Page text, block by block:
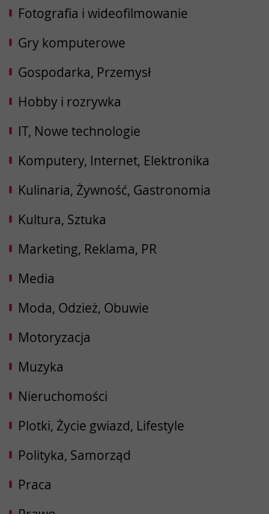
Fotografia i wideofilmowanie
Gry komputerowe
Gospodarka, Przemysł
Hobby i rozrywka
IT, Nowe technologie
Komputery, Internet, Elektronika
Kulinaria, Żywność, Gastronomia
Kultura, Sztuka
Marketing, Reklama, PR
Media
Moda, Odzież, Obuwie
Motoryzacja
Muzyka
Nieruchomości
Plotki, Życie gwiazd, Lifestyle
Polityka, Samorząd
Praca